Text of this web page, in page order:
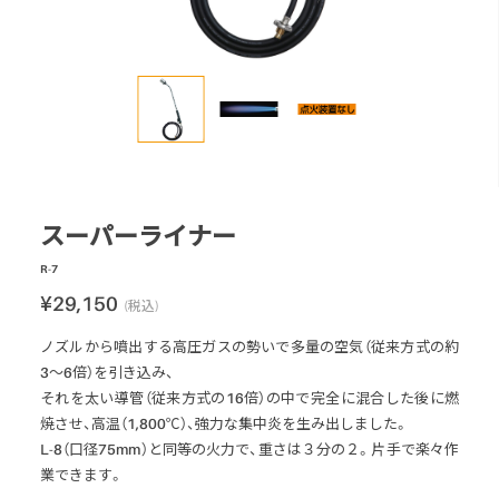
プロパンガス式
スーパーライナー
R-7
¥29,150 (税込)
ノズルから噴出する高圧ガスの勢いで多量の空気（従来方式の約
3～6倍）を引き込み、
それを太い導管（従来方式の16倍）の中で完全に混合した後に燃
焼させ、高温（1,800℃）、強力な集中炎を生み出しました。
L-8（口径75mm）と同等の火力で、重さは３分の２。片手で楽々作
業できます。